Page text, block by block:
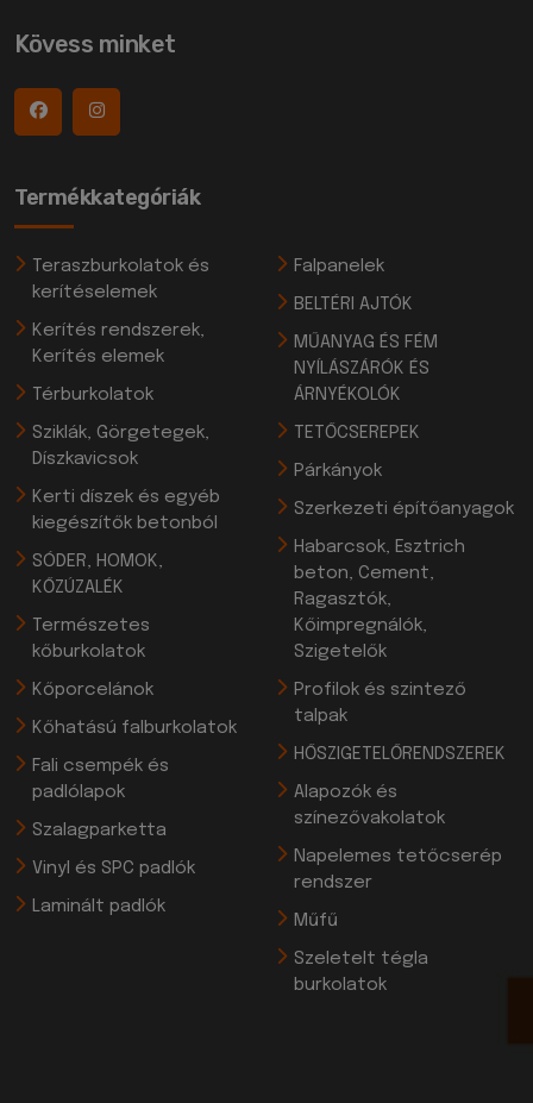
Kövess minket
Termékkategóriák
Teraszburkolatok és
kerítéselemek
Kerítés rendszerek,
Kerítés elemek
Térburkolatok
Sziklák, Görgetegek,
Díszkavicsok
Kerti díszek és egyéb
kiegészítők betonból
SÓDER, HOMOK,
KŐZÚZALÉK
Természetes
kőburkolatok
Kőporcelánok
Kőhatású falburkolatok
Fali csempék és
padlólapok
Szalagparketta
Vinyl és SPC padlók
Laminált padlók
Falpanelek
BELTÉRI AJTÓK
MŰANYAG ÉS FÉM
NYÍLÁSZÁRÓK ÉS
ÁRNYÉKOLÓK
TETŐCSEREPEK
Párkányok
Szerkezeti építőanyagok
Habarcsok, Esztrich
beton, Cement,
Ragasztók,
Kőimpregnálók,
Szigetelők
Profilok és szintező
talpak
HŐSZIGETELŐRENDSZEREK
Alapozók és
színezővakolatok
Napelemes tetőcserép
rendszer
Műfű
Szeletelt tégla
burkolatok